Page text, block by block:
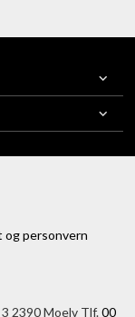
og personvern
2390 Moelv Tlf.00